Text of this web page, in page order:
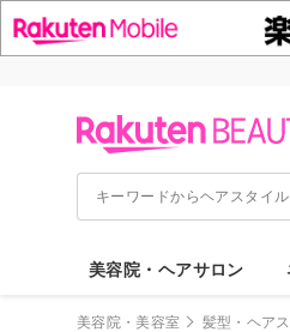
美容院・ヘアサロン
美容院・美容室 髪型・ヘア